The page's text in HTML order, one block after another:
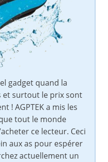
gadget quand la
et surtout le prix sont
! AGPTEK a mis les
tout le monde
ce lecteur. Ceci
aux as pour espérer
actuellement un